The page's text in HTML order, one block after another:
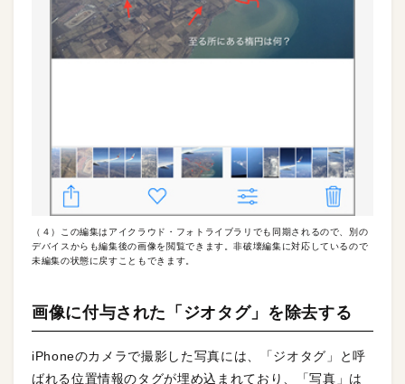
（４）この編集はアイクラウド・フォトライブラリでも同期されるので、別の
デバイスからも編集後の画像を閲覧できます。非破壊編集に対応しているので
未編集の状態に戻すこともできます。
画像に付与された「ジオタグ」を除去する
iPhoneのカメラで撮影した写真には、「ジオタグ」と呼
ばれる位置情報のタグが埋め込まれており、「写真」は